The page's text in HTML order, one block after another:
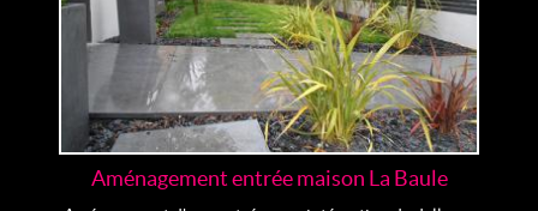
Aménagement entrée maison La Baule